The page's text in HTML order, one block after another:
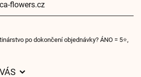
flowers.cz
po dokončení objednávky? ÁNO = 5⭐,